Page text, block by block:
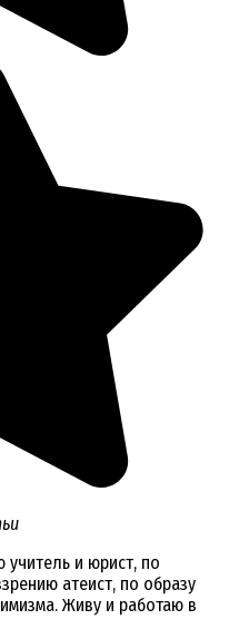
учитель и юрист, по
атеист, по образу
Живу и работаю в